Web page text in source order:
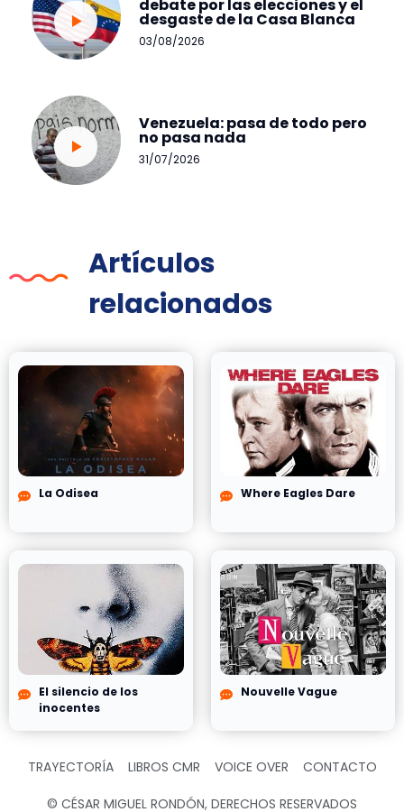
debate por las elecciones y el
desgaste de la Casa Blanca
03/08/2026
Venezuela: pasa de todo pero
no pasa nada
31/07/2026
Artículos
relacionados
La Odisea Where Eagles Dare
El silencio de los
inocentes
Nouvelle Vague
TRAYECTORÍA LIBROS CMR VOICE OVER CONTACTO
© CÉSAR MIGUEL RONDÓN, DERECHOS RESERVADOS